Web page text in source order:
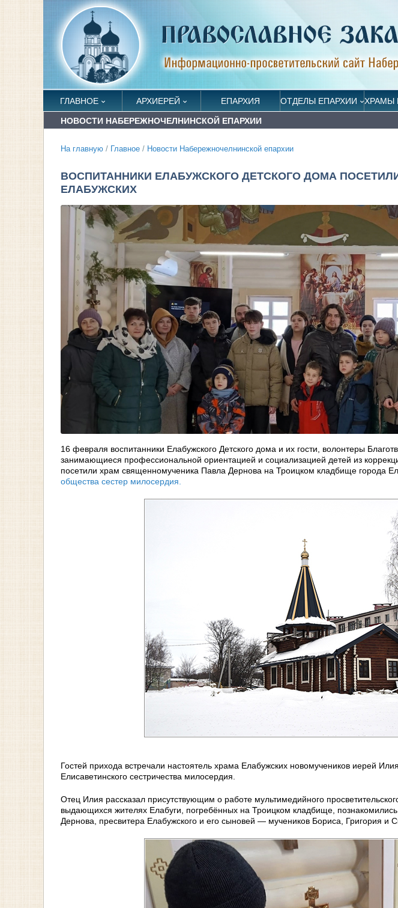
ГЛАВНОЕ АРХИЕРЕЙ ЕПАРХИЯ ОТДЕЛЫ ЕПАРХИИ ХРАМЫ
НОВОСТИ НАБЕРЕЖНОЧЕЛНИНСКОЙ ЕПАРХИИ
На главную / Главное / Новости Набережночелнинской епархии
ВОСПИТАННИКИ ЕЛАБУЖСКОГО ДЕТСКОГО ДОМА
ЕЛАБУЖСКИХ
16 февраля воспитанники Елабужского Детского дома и их гости, волонтеры
занимающиеся профессиональной ориентацией и социализацией детей из
посетили храм священномученика Павла Дернова на Троицком кладбище города
общества сестер милосердия.
Гостей прихода встречали настоятель храма Елабужских новомучеников иерей
Елисаветинского сестричества милосердия.
Отец Илия рассказал присутствующим о работе мультимедийного
выдающихся жителях Елабуги, погребённых на Троицком кладбище,
Дернова, пресвитера Елабужского и его сыновей — мучеников Бориса, Григория и